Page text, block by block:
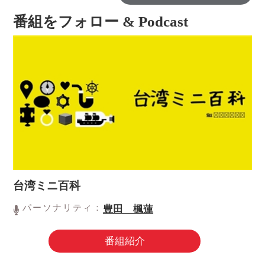
番組をフォロー & Podcast
台湾ミニ百科
パーソナリティ： 豊田 楓蓮
番組紹介